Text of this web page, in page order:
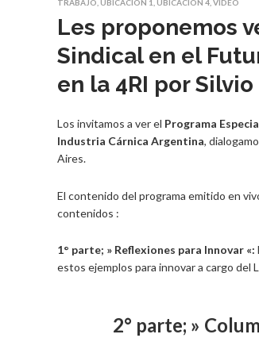
TRABAJO UBICACIÓN 1 UBICACIÓN 4 VIDEO
Les proponemos
Sindical en el
en la 4RI por
Los invitamos a ver el Programa
Industria Cárnica Argentina,
Aires.
El contenido del programa emitido en
contenidos :
1° parte; » Reflexiones para Innovar «:
estos ejemplos para innovar a cargo del
2° parte; »